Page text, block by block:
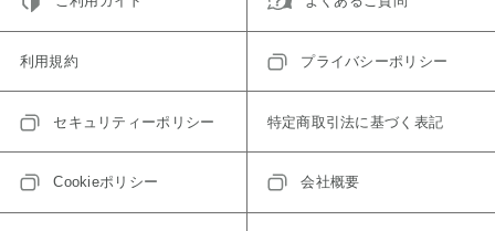
利用規約 プライバシーポリシー
セキュリティーポリシー 特定商取引法に基づく表記
Cookieポリシー 会社概要